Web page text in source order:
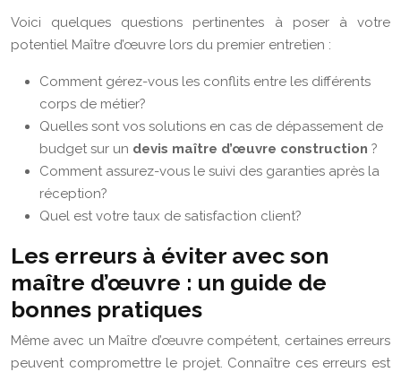
Voici quelques questions pertinentes à poser à votre
potentiel Maître d’œuvre lors du premier entretien :
Comment gérez-vous les conflits entre les différents
corps de métier?
Quelles sont vos solutions en cas de dépassement de
budget sur un devis maître d’œuvre construction ?
Comment assurez-vous le suivi des garanties après la
réception?
Quel est votre taux de satisfaction client?
Les erreurs à éviter avec son
maître d’œuvre : un guide de
bonnes pratiques
Même avec un Maître d’œuvre compétent, certaines erreurs
peuvent compromettre le projet. Connaître ces erreurs est